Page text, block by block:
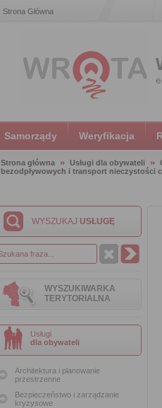
Strona Główna
Samorządy Weryfikacja
Strona główna Usługi dla obywateli
bezodpływowych i transport nieczystości
WYSZUKAJ USŁUGĘ
WYSZUKIWARKA
TERYTORIALNA
Usługi
dla obywateli
Architektura i planowanie
przestrzenne
Bezpieczeństwo i zarządzanie
kryzysowe